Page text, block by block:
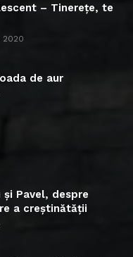
– Tinerețe, te
2020
de aur
Pavel, despre
a creștinătății